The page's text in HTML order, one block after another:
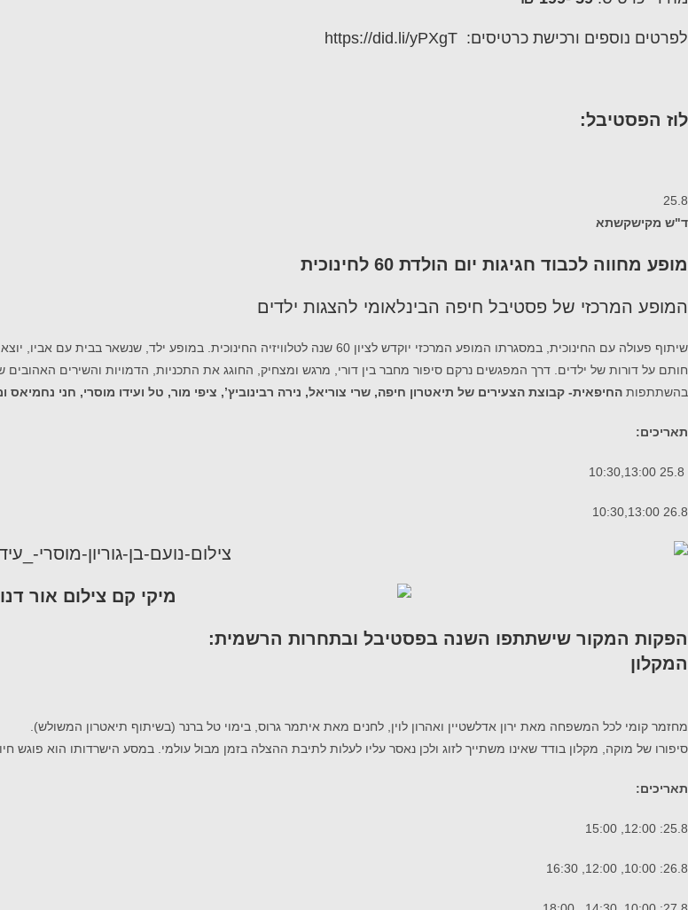
לפרטים נוספים ורכישת כרטיסים: https://did.li/yPXgT
לוז הפסטיבל:
25.8
ד"ש מקישקשתא
מופע מחווה לכבוד חגיגות יום הולדת 60 לחינוכית
המופע המרכזי של פסטיבל חיפה הבינלאומי להצגות ילדים
שיתוף פעולה עם החינוכית, במסגרתו המופע המרכזי יוקדש לציון 60 שנה לטלוויזיה
חותם על דורות של ילדים. דרך המפגשים נרקם סיפור מחבר בין דורי, מרגש ומצחיק, החוגג את התכניות, הדמויות והשירים האהובים
בהשתתפות החיפאית- קבוצת הצעירים של תיאטרון חיפה, שרי צוריאל, נירה רבינוביץ’, ציפי מור, טל ועידו מוסרי, חני נחמיאס
תאריכים:
26.8 10:30,13:00
הפקות המקור שישתתפו השנה בפסטיבל ובתחרות הרשמית:
המקלון
מחזמר קומי לכל המשפחה מאת ירון אדלשטיין ואהרון לוין, לחנים מאת איתמר גרוס, בימוי טל ברנר (בשיתוף תיאטרון המשולש).
סיפורו של מוקה, מקלון בודד שאינו משתייך לזוג ולכן נאסר עליו לעלות לתיבת ההצלה בזמן מבול עולמי. במסע הישרדותו הוא
תאריכים:
25.8: 12:00, 15:00
26.8: 10:00, 12:00, 16:30